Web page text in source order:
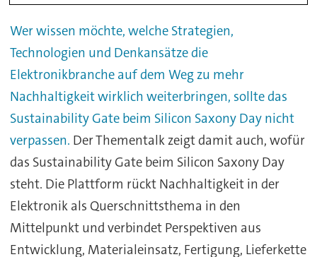
Wer wissen möchte, welche Strategien,
Technologien und Denkansätze die
Elektronikbranche auf dem Weg zu mehr
Nachhaltigkeit wirklich weiterbringen, sollte das
Sustainability Gate beim Silicon Saxony Day nicht
verpassen. Der Thementalk zeigt damit auch, wofür
das Sustainability Gate beim Silicon Saxony Day
steht. Die Plattform rückt Nachhaltigkeit in der
Elektronik als Querschnittsthema in den
Mittelpunkt und verbindet Perspektiven aus
Entwicklung, Materialeinsatz, Fertigung, Lieferkette